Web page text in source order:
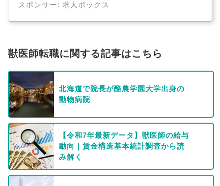
スポンサー: 求人ボックス
獣医師転職に関する記事はこちら
北海道で院長が酪農学園大学出身の
動物病院
【令和7年最新データ】獣医師の給与
動向｜賃金構造基本統計調査から読
み解く